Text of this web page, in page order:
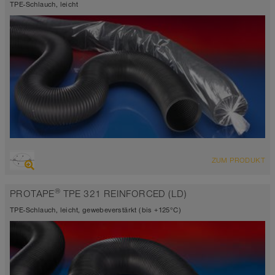
TPE-Schlauch, leicht
Saugschlauch + Druckschlauch
-40°C bis 125°C (150°C)
ZUM PRODUKT
PROTAPE® TPE 321 REINFORCED (LD)
TPE-Schlauch, leicht, gewebeverstärkt (bis +125°C)